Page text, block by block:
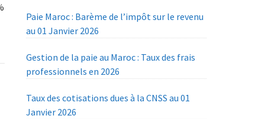
Paie Maroc : Barème de l’impôt sur le revenu
au 01 Janvier 2026
Gestion de la paie au Maroc : Taux des frais
professionnels en 2026
Taux des cotisations dues à la CNSS au 01
Janvier 2026